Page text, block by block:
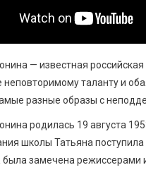
— известная
неповторимому таланту и
разные образы с
родилась 19 августа
школы Татьяна
замечена режиссерами